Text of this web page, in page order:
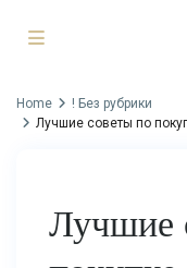
Home
! Без рубрики
Лучшие советы по
Лучшие